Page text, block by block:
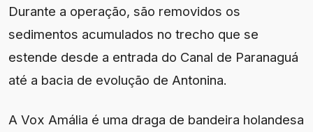
Durante a operação, são removidos os
sedimentos acumulados no trecho que se
estende desde a entrada do Canal de Paranaguá
até a bacia de evolução de Antonina.
A Vox Amália é uma draga de bandeira holandesa